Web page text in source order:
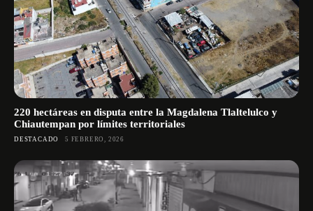
220 hectáreas en disputa entre la Magdalena Tlaltelulco y
Chiautempan por límites territoriales
DESTACADO 5 FEBRERO, 2026